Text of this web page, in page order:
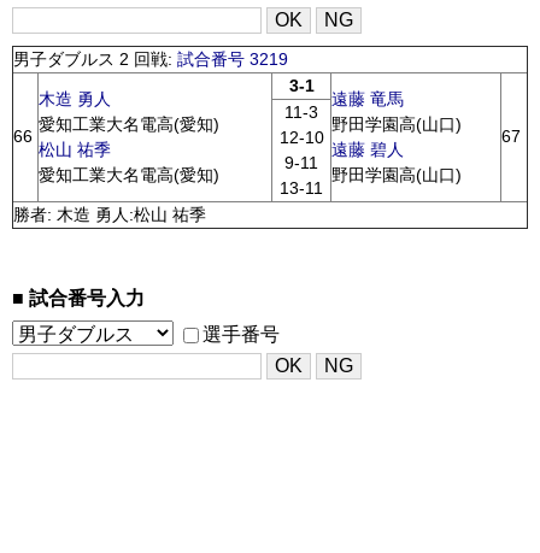
男子ダブルス 2 回戦: 試合番号 3219
66
木造 勇人
愛知工業大名電高(愛知)
松山 祐季
愛知工業大名電高(愛知)
3-1
遠藤 竜馬
野田学園高(山口)
遠藤 碧人
野田学園高(山口)
67
11-3
12-10
9-11
13-11
勝者: 木造 勇人:松山 祐季
試合番号入力
選手番号